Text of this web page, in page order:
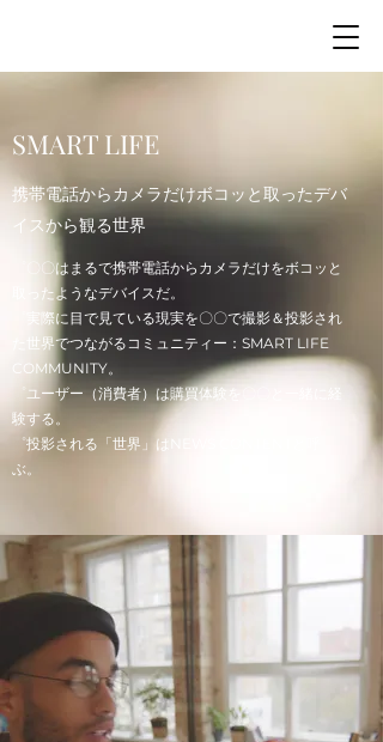
SMART LIFE
携帯電話からカメラだけボコッと取ったデバ
イスから観る世界
゜〇〇はまるで携帯電話からカメラだけをボコッと
取ったようなデバイスだ。
゜実際に目で見ている現実を〇〇で撮影＆投影され
た世界でつながるコミュニティー：SMART LIFE
COMMUNITY。
゜ユーザー（消費者）は購買体験を〇〇と一緒に経
験する。
゜投影される「世界」はNEWS CONTENTと呼
ぶ。